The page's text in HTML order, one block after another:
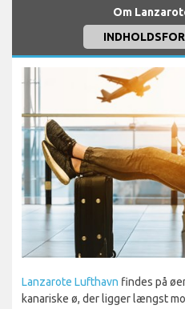
Om
Lanzarote Lufthavn findes på
kanariske ø, der ligger længst